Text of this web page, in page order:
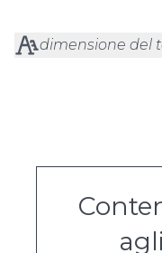
dimensione del